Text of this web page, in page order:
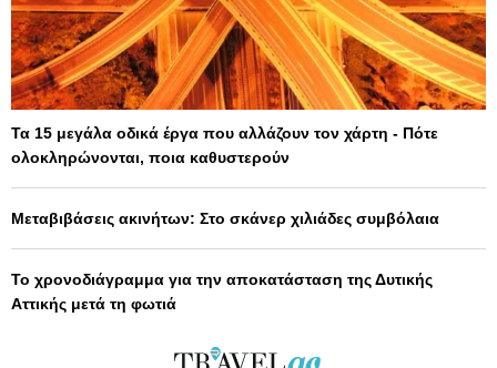
Τα 15 μεγάλα οδικά έργα που αλλάζουν τον χάρτη - Πότε
ολοκληρώνονται, ποια καθυστερούν
Μεταβιβάσεις ακινήτων: Στο σκάνερ χιλιάδες συμβόλαια
Το χρονοδιάγραμμα για την αποκατάσταση της Δυτικής
Αττικής μετά τη φωτιά